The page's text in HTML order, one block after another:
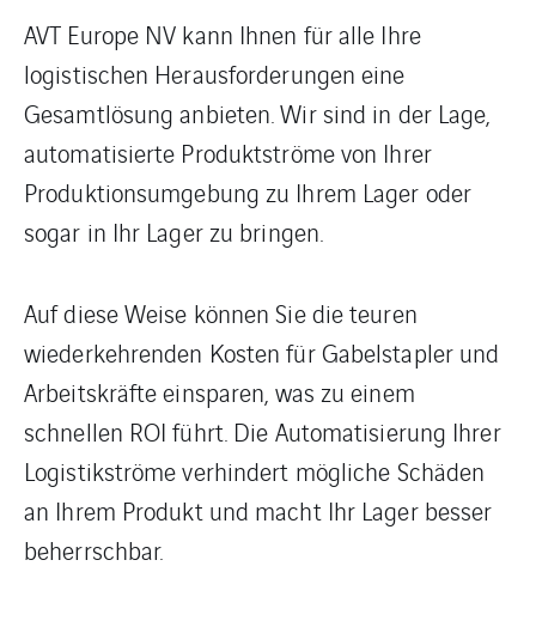
AVT Europe NV kann Ihnen für alle Ihre
logistischen Herausforderungen eine
Gesamtlösung anbieten. Wir sind in der Lage,
automatisierte Produktströme von Ihrer
Produktionsumgebung zu Ihrem Lager oder
sogar in Ihr Lager zu bringen.
Auf diese Weise können Sie die teuren
wiederkehrenden Kosten für Gabelstapler und
Arbeitskräfte einsparen, was zu einem
schnellen ROI führt. Die Automatisierung Ihrer
Logistikströme verhindert mögliche Schäden
an Ihrem Produkt und macht Ihr Lager besser
beherrschbar.